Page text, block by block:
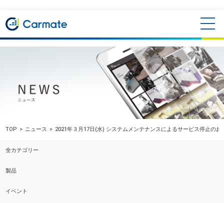
TOP ニュース 2021年３月17日(水) システムメンテナンスによるサービス停止のお
全カテゴリー
製品
イベント